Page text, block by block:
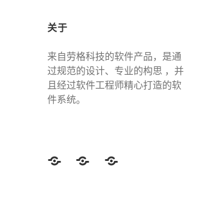
关于
来自劳格科技的软件产品，是通
过规范的设计、专业的构思 ，并
且经过软件工程师精心打造的软
件系统。
TwitterFacebookGoogle